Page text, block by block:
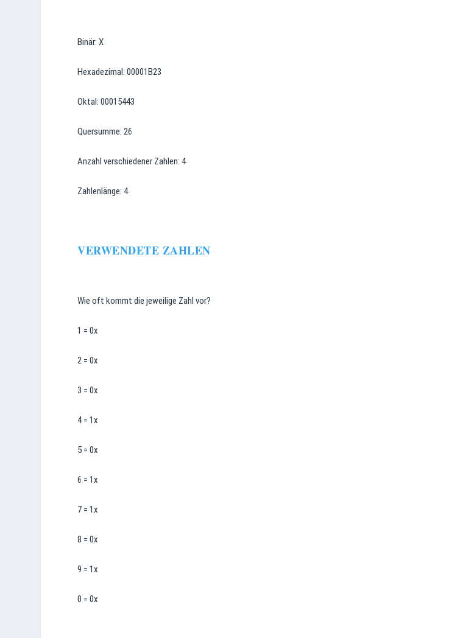
Binär: X
Hexadezimal: 00001B23
Oktal: 00015443
Quersumme: 26
Anzahl verschiedener Zahlen: 4
Zahlenlänge: 4
VERWENDETE ZAHLEN
Wie oft kommt die jeweilige Zahl vor?
1 = 0x
2 = 0x
3 = 0x
4 = 1x
5 = 0x
6 = 1x
7 = 1x
8 = 0x
9 = 1x
0 = 0x